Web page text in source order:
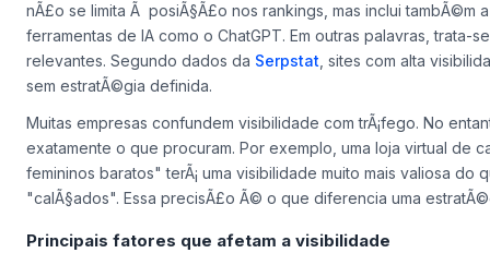
nÃ£o se limita Ã posiÃ§Ã£o nos rankings, mas inclui
ferramentas de IA como o ChatGPT. Em outras palavras, trata-
relevantes. Segundo dados da Serpstat , sites com alta
sem estratÃ©gia definida.
Muitas empresas confundem visibilidade com trÃ¡fego. No
exatamente o que procuram. Por exemplo, uma loja virtual de
femininos baratos" terÃ¡ uma visibilidade muito mais valiosa
"calÃ§ados". Essa precisÃ£o Ã© o que diferencia uma
Principais fatores que afetam a visibilidade